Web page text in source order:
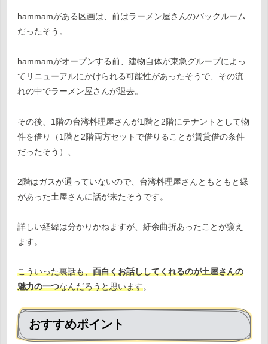
hammamがある区画は、前はラーメン屋さんのバックルーム
だったそう。
hammamがオープンする前、建物自体が東急グループによっ
てリニューアルにかけられる可能性があったそうで、その流
れの中でラーメン屋さんが退去。
その後、1階の台湾料理屋さんが1階と2階にテナントとして物
件を借り（1階と2階両方セットで借りることが賃貸借の条件
だったそう）、
2階はガスが通っていないので、台湾料理屋さんともともと縁
があった土屋さんに話が来たそうです。
詳しい経緯は分かりかねますが、紆余曲折あったことが窺え
ます。
こういった裏話も、面白くお話ししてくれるのが土屋さんの
魅力の一つなんだろうと思います。
おすすめポイント